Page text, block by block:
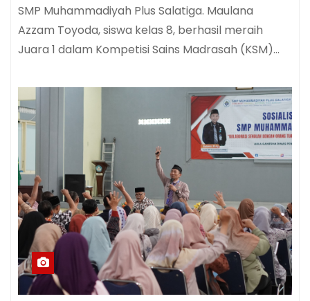
SMP Muhammadiyah Plus Salatiga. Maulana
Azzam Toyoda, siswa kelas 8, berhasil meraih
Juara 1 dalam Kompetisi Sains Madrasah (KSM)…